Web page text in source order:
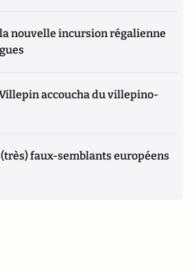
la nouvelle incursion régalienne
accoucha du villepino-
faux-semblants européens